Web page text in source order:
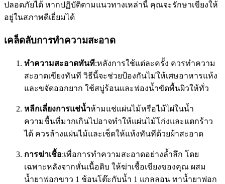
ปลอดภัยได้ หากปฏิบัติตามแนวทางเหล่านี้ คุณจะรักษาเขียงให้
อยู่ในสภาพดีเยี่ยมได้
เคล็ดลับการทำความสะอาด
ทำความสะอาดทันที:หลังการใช้แต่ละครั้ง ควรทำความ
สะอาดเขียงทันที วิธีนี้จะช่วยป้องกันไม่ให้เศษอาหารแห้ง
และขจัดออกยาก ใช้สบู่ร้อนและฟองน้ำขัดพื้นผิวให้ทั่ว
หลีกเลี่ยงการแช่น้ำห้ามแช่แผ่นไม้หรือไม้ไผ่ในน้ำ
ความชื้นที่มากเกินไปอาจทำให้แผ่นไม้โก่งและแตกร้าว
ได้ ควรล้างแผ่นไม้และเช็ดให้แห้งทันทีด้วยผ้าสะอาด
การฆ่าเชื้อ:เพื่อการทำความสะอาดอย่างล้ำลึก โดย
เฉพาะหลังจากหั่นเนื้อดิบ ให้ฆ่าเชื้อเขียงของคุณ ผสม
น้ำยาฟอกขาว 1 ช้อนโต๊ะกับน้ำ 1 แกลลอน ทาน้ำยาฟอก